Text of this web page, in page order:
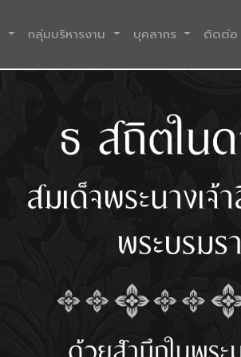
กลุ่มบริหารงาน บุคลากร ติดต่อ